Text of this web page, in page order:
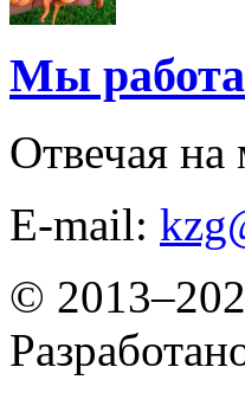
Мы
Отвечая
E-mail:
©